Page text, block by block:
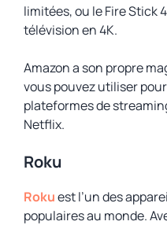
limitées, ou le Fire Stick
télévision en 4K.
Amazon a son propre
vous pouvez utiliser
plateformes de
Netflix.
Roku
Rokuest l’un des
populaires au monde.